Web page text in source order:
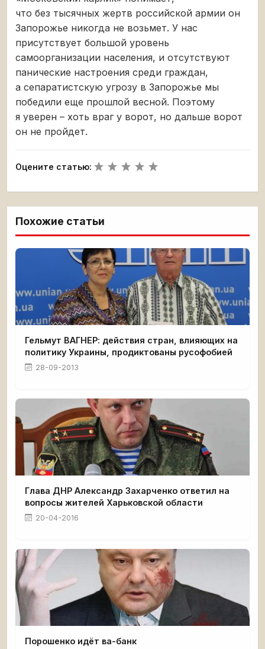
что без тысячных жертв российской армии он
Запорожье никогда не возьмет. У нас
присутствует большой уровень
самоорганизации населения, и отсутствуют
панические настроения среди граждан,
а сепаратистскую угрозу в Запорожье мы
победили еще прошлой весной. Поэтому
я уверен – хоть враг у ворот, но дальше ворот
он не пройдет.
Оцените статью:
Похожие статьи
Гельмут ВАГНЕР: действия стран, влияющих на
политику Украины, продиктованы русофобией
28-09-2013
Глава ДНР Александр Захарченко ответил на
вопросы жителей Харьковской области
20-04-2016
Порошенко идёт ва-банк